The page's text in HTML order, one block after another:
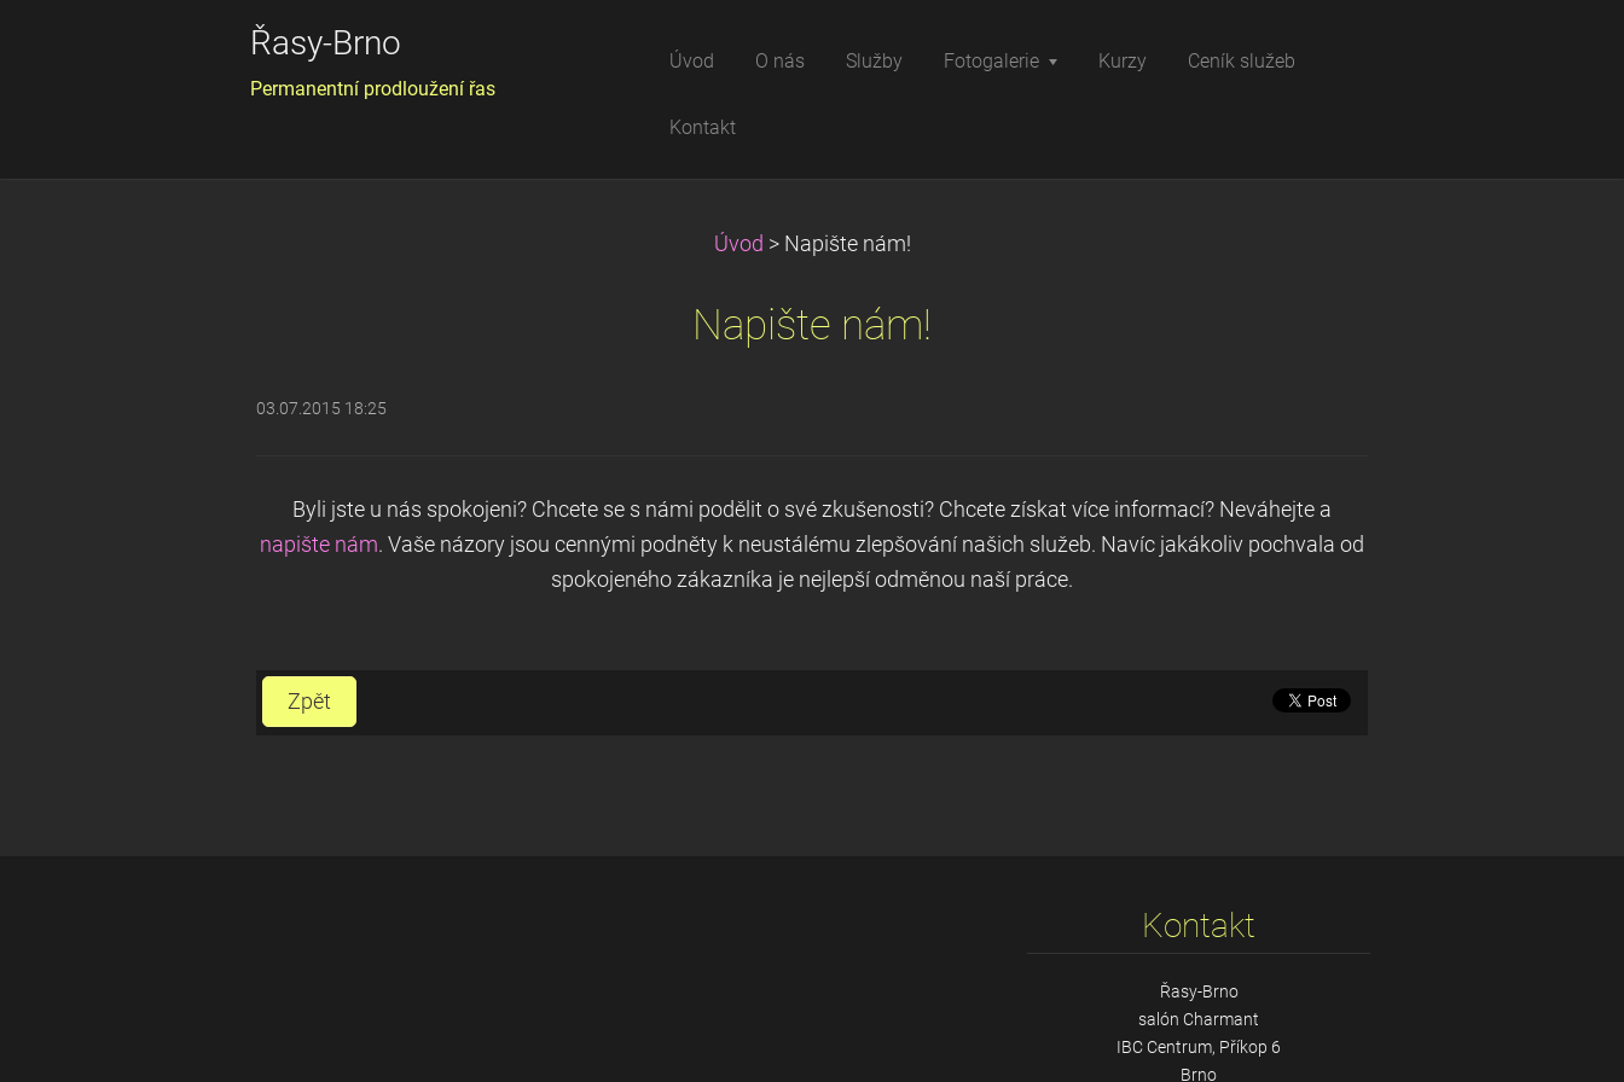
Řasy-Brno
Permanentní prodloužení řas
Úvod O nás Služby Fotogalerie Kurzy Ceník služeb
Kontakt
Úvod > Napište nám!
Napište nám!
03.07.2015 18:25
Byli jste u nás spokojeni? Chcete se s námi podělit o své zkušenosti? Chcete získat více informací? Neváhejte a
napište nám. Vaše názory jsou cennými podněty k neustálému zlepšování našich služeb. Navíc jakákoliv pochvala od
spokojeného zákazníka je nejlepší odměnou naší práce.
Zpět
Kontakt
Řasy-Brno
salón Charmant
IBC Centrum, Příkop 6
Brno